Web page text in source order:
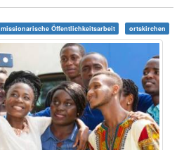
missionarische Öffentlichkeitsarbeit ortskirchen